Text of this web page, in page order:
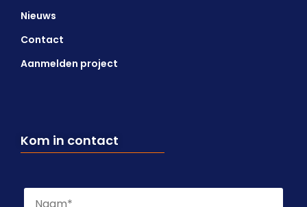
Nieuws
Contact
Aanmelden project
Kom in contact
Naam *